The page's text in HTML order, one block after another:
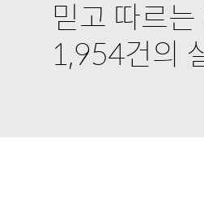
믿고 따르
1,954건의